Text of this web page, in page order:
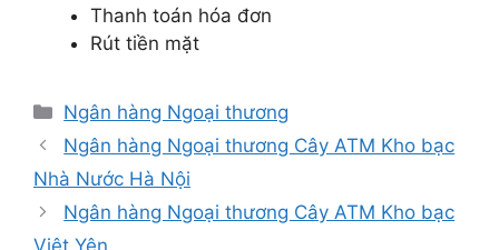
Thanh toán hóa đơn
Rút tiền mặt
Danh
mục
Ngân hàng Ngoại thương
Ngân hàng Ngoại thương Cây ATM Kho bạc
Nhà Nước Hà Nội
Ngân hàng Ngoại thương Cây ATM Kho bạc
Việt Yên